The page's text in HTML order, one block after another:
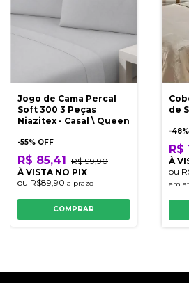
Jogo de Cama Percal
Soft 300 3 Peças
Niazitex - Casal \ Queen
-55% OFF
R$ 85,41
R$199,90
À VISTA NO PIX
ou R$89,90 a prazo
COMPRAR
de
-48
R$
À
ou
em